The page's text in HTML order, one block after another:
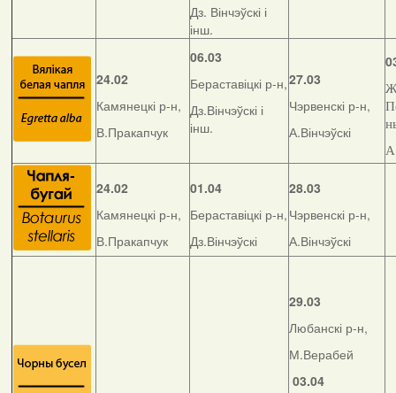
Дз. Вінчэўскі і
інш.
24.02
Камянецкі р-н,
В.Пракапчук
06.03
Бераставіцкі р-н,
Дз.Вінчэўскі і
інш.
27.03
Чэрвенскі р-н,
А.Вінчэўскі
24.02
Камянецкі р-н,
В.Пракапчук
01.04
Бераставіцкі р-н,
Дз.Вінчэўскі
28.03
Чэрвенскі р-н,
А.Вінчэўскі
29.03
Любанскі р-н,
М.Верабей
03.04